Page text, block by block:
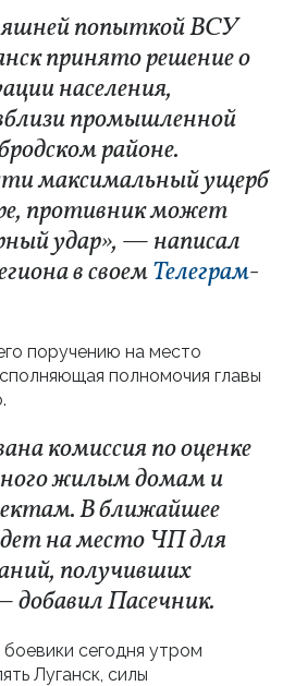
попыткой ВСУ
принято решение о
населения,
промышленной
районе.
максимальный ущерб
противник может
удар», — написал
в своемТелеграм-
поручению на место
полномочия главы
комиссия по оценке
жилым домам и
В ближайшее
на место ЧП для
получивших
добавил Пасечник.
сегодня утром
Луганск, силы